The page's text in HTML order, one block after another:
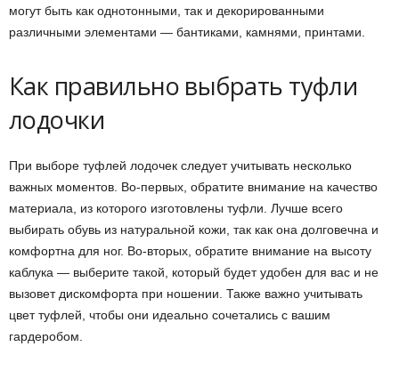
могут быть как однотонными, так и декорированными
различными элементами — бантиками, камнями, принтами.
Как правильно выбрать туфли
лодочки
При выборе туфлей лодочек следует учитывать несколько
важных моментов. Во-первых, обратите внимание на качество
материала, из которого изготовлены туфли. Лучше всего
выбирать обувь из натуральной кожи, так как она долговечна и
комфортна для ног. Во-вторых, обратите внимание на высоту
каблука — выберите такой, который будет удобен для вас и не
вызовет дискомфорта при ношении. Также важно учитывать
цвет туфлей, чтобы они идеально сочетались с вашим
гардеробом.